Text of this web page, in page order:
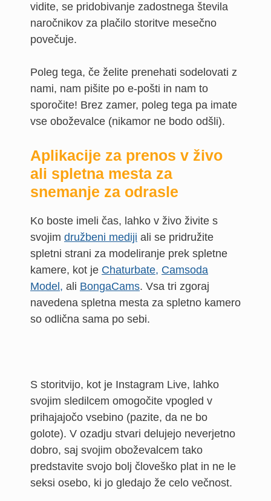
vidite, se pridobivanje zadostnega števila
naročnikov za plačilo storitve mesečno
povečuje.
Poleg tega, če želite prenehati sodelovati z
nami, nam pišite po e-pošti in nam to
sporočite! Brez zamer, poleg tega pa imate
vse oboževalce (nikamor ne bodo odšli).
Aplikacije za prenos v živo
ali spletna mesta za
snemanje za odrasle
Ko boste imeli čas, lahko v živo živite s
svojim družbeni mediji ali se pridružite
spletni strani za modeliranje prek spletne
kamere, kot je Chaturbate, Camsoda
Model, ali BongaCams. Vsa tri zgoraj
navedena spletna mesta za spletno kamero
so odlična sama po sebi.
S storitvijo, kot je Instagram Live, lahko
svojim sledilcem omogočite vpogled v
prihajajočo vsebino (pazite, da ne bo
golote). V ozadju stvari delujejo neverjetno
dobro, saj svojim oboževalcem tako
predstavite svojo bolj človeško plat in ne le
seksi osebo, ki jo gledajo že celo večnost.